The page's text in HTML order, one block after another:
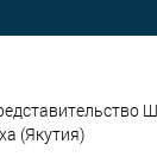
(Якутия)